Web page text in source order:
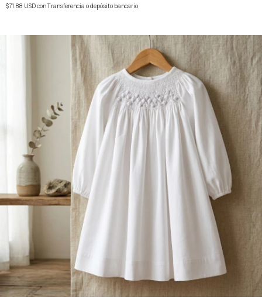
$71.88 USDconTransferencia o depósito bancario